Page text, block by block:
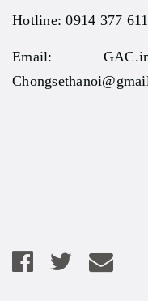
Hotline: 0914 377 611
Email: